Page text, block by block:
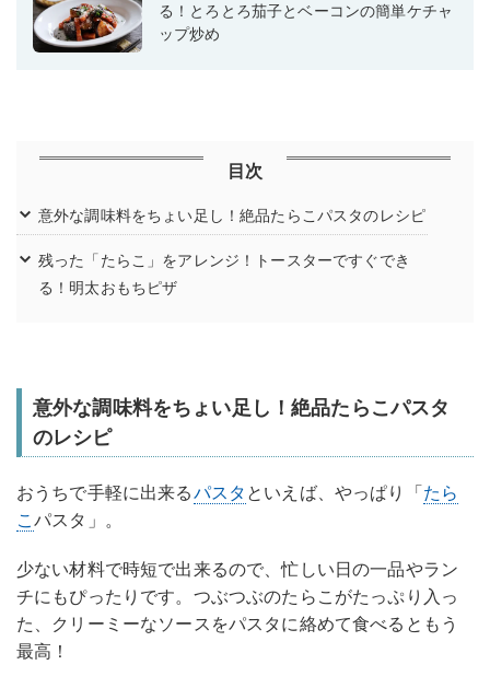
る！とろとろ茄子とベーコンの簡単ケチャ
ップ炒め
目次
意外な調味料をちょい足し！絶品たらこパスタのレシピ
残った「たらこ」をアレンジ！トースターですぐでき
る！明太おもちピザ
意外な調味料をちょい足し！絶品たらこパスタ
のレシピ
おうちで手軽に出来るパスタ といえば、やっぱり「たら
こパスタ」。
少ない材料で時短で出来るので、忙しい日の一品やラン
チにもぴったりです。つぶつぶのたらこがたっぷり入っ
た、クリーミーなソースをパスタに絡めて食べるともう
最高！